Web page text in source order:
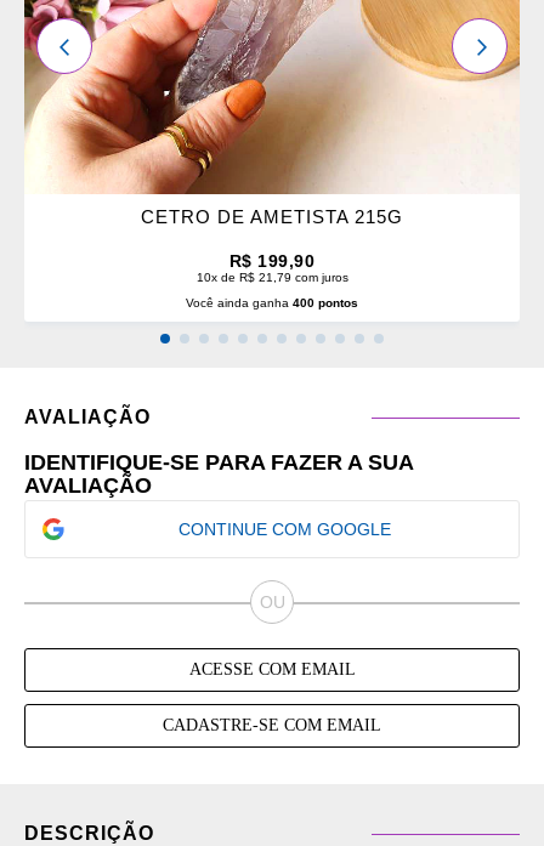
CETRO DE AMETISTA 215G
R$ 199,90
10x de R$ 21,79 com juros
Você ainda ganha 400 pontos
ANTERIOR
AVALIAÇÃO
IDENTIFIQUE-SE PARA FAZER A SUA
AVALIAÇÃO
CONTINUE COM GOOGLE
ACESSE COM EMAIL
CADASTRE-SE COM EMAIL
DESCRIÇÃO